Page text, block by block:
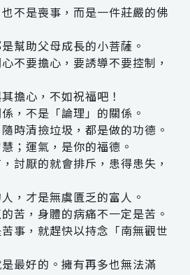
不是喪事，而是一件莊嚴的佛
幫助父母成長的小菩薩。
不要擔心，要誘導不要控制，
擔心，不如祝福吧！
，不是「論理」的關係。
時清撿垃圾，都是做的功德。
；運氣，是你的福德。
討厭的就會排斥，患得患失，
，才是無虞匱乏的富人。
苦，身體的病痛不一定是苦。
事，就趕快以持念「南無觀世
最好的。擁有再多也無法滿